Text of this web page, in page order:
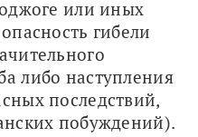
или иных
гибели
либо наступления
последствий,
побуждений).